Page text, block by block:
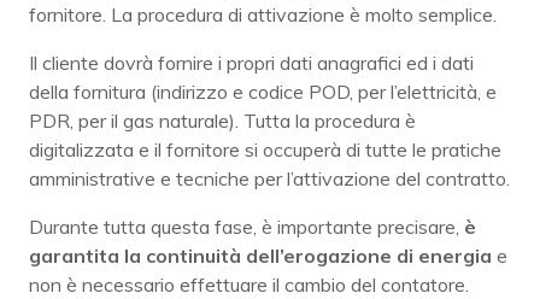
fornitore. La procedura di attivazione è molto semplice.
Il cliente dovrà fornire i propri dati anagrafici ed i dati
della fornitura (indirizzo e codice POD, per l’elettricità, e
PDR, per il gas naturale). Tutta la procedura è
digitalizzata e il fornitore si occuperà di tutte le pratiche
amministrative e tecniche per l’attivazione del contratto.
Durante tutta questa fase, è importante precisare, è
garantita la continuità dell’erogazione di energia e
non è necessario effettuare il cambio del contatore.